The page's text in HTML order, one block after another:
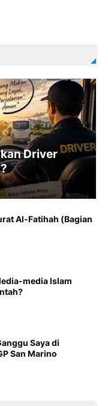
Driver
Al-Fatihah (Bagian
media Islam
Saya di
San Marino